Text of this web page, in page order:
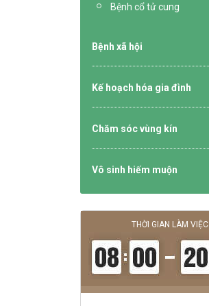
Bệnh cổ tử cung
Bệnh xã hội
Kế hoạch hóa gia đình
Chăm sóc vùng kín
Vô sinh hiếm muộn
THỜI GIAN LÀM VIỆC